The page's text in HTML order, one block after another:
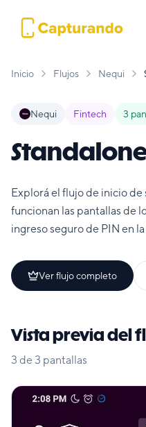
Inicio Flujos Nequi
Nequi Fintech 3
Standalone
Explorá el flujo de inicio
funcionan las pantallas de
ingreso seguro de PIN en
Ver flujo completo
Vista previa del
3 de 3 pantallas